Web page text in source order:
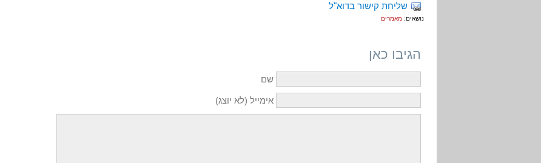
שליחת קישור בדוא"ל
נושאים: מאמרים
הגיבו כאן
שם
אימייל (לא יוצג)